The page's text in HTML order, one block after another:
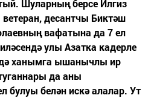
Шуларның берсе Илгиз
десантчы Биктәш
вафатына да 7 ел
улы Азатка кадерле
ханымга ышанычлы ир
да аны
булуы белән искә алалар. Ут